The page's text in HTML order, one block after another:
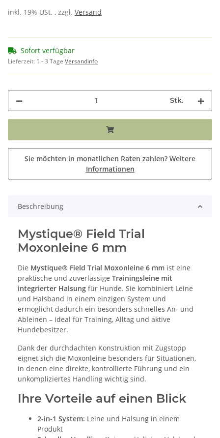
inkl. 19% USt. , zzgl. Versand
Sofort verfügbar
Lieferzeit: 1 - 3 Tage Versandinfo
Stk.
Sie möchten in monatlichen Raten zahlen? Weitere
Informationen
Beschreibung
Mystique® Field Trial
Moxonleine 6 mm
Die Mystique® Field Trial Moxonleine 6 mm ist eine
praktische und zuverlässige Trainingsleine mit
integrierter Halsung für Hunde. Sie kombiniert Leine
und Halsband in einem einzigen System und
ermöglicht dadurch ein besonders schnelles An- und
Ableinen – ideal für Training, Alltag und aktive
Hundebesitzer.
Dank der durchdachten Konstruktion mit Zugstopp
eignet sich die Moxonleine besonders für Situationen,
in denen eine direkte, kontrollierte Führung und ein
unkompliziertes Handling wichtig sind.
Ihre Vorteile auf einen Blick
2-in-1 System: Leine und Halsung in einem
Produkt